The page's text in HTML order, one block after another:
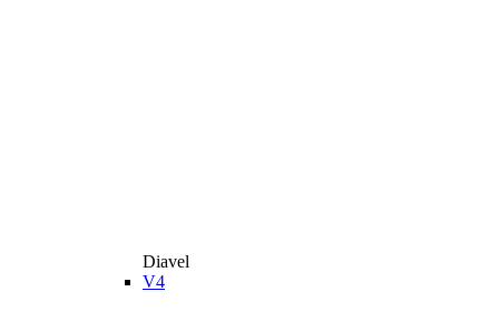
Diavel
V4